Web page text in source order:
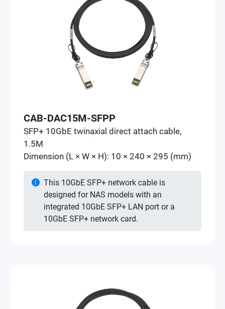
CAB-DAC15M-SFPP
SFP+ 10GbE twinaxial direct attach cable,
1.5M
Dimension (L × W × H): 10 × 240 × 295 (mm)
This 10GbE SFP+ network cable is
designed for NAS models with an
integrated 10GbE SFP+ LAN port or a
10GbE SFP+ network card.